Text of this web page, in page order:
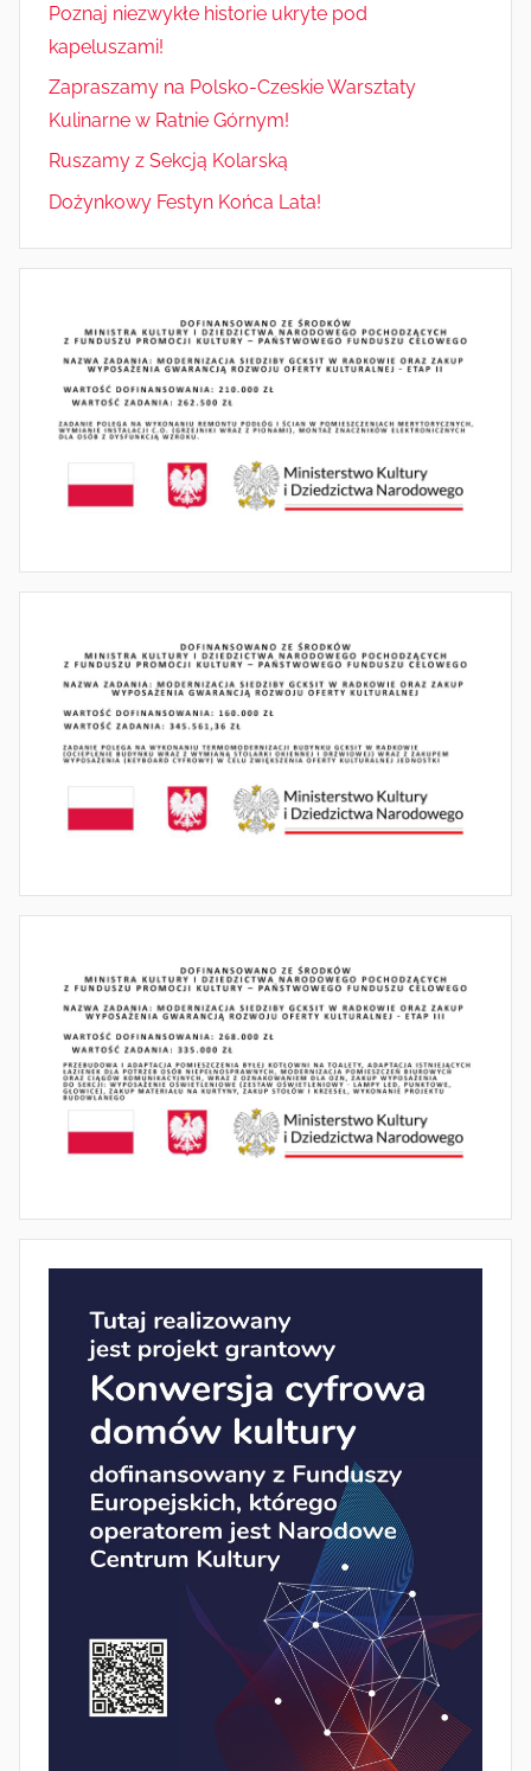
Poznaj niezwykłe historie ukryte pod
kapeluszami!
Zapraszamy na Polsko-Czeskie Warsztaty
Kulinarne w Ratnie Górnym!
Ruszamy z Sekcją Kolarską
Dożynkowy Festyn Końca Lata!